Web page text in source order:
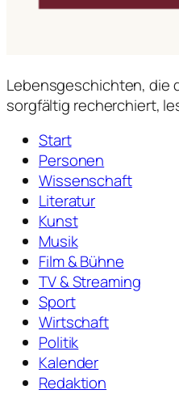
Lebensgeschichten, die
sorgfältig recherchiert,
Start
Personen
Wissenschaft
Literatur
Kunst
Musik
Film & Bühne
TV & Streaming
Sport
Wirtschaft
Politik
Kalender
Redaktion